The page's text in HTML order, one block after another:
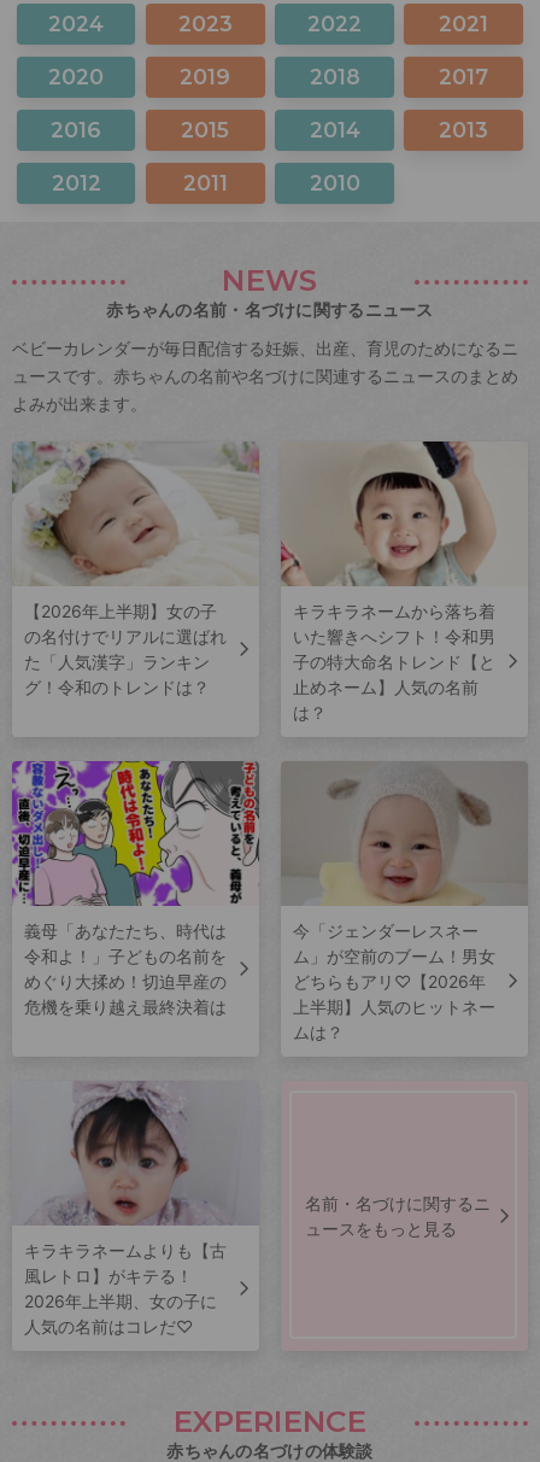
2024 2023 2022 2021
2020 2019 2018 2017
2016 2015 2014 2013
2012 2011 2010
NEWS
赤ちゃんの名前・名づけに関するニュース
ベビーカレンダーが毎日配信する妊娠、出産、育児のためになるニ
ュースです。赤ちゃんの名前や名づけに関連するニュースのまとめ
よみが出来ます。
【2026年上半期】女の子
の名付けでリアルに選ばれ
た「人気漢字」ランキン
グ！令和のトレンドは？
キラキラネームから落ち着
いた響きへシフト！令和男
子の特大命名トレンド【と
止めネーム】人気の名前
は？
義母「あなたたち、時代は
令和よ！」子どもの名前を
めぐり大揉め！切迫早産の
危機を乗り越え最終決着は
今「ジェンダーレスネー
ム」が空前のブーム！男女
どちらもアリ♡【2026年
上半期】人気のヒットネー
ムは？
キラキラネームよりも【古
風レトロ】がキテる！
2026年上半期、女の子に
人気の名前はコレだ♡
名前・名づけに関するニ
ュースをもっと見る
EXPERIENCE
赤ちゃんの名づけの体験談